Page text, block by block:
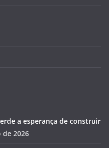
a esperança de construir
de 2026